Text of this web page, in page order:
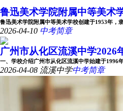
鲁迅美术学院附属中等美术
鲁迅美术学院附属中等美术学校创建于1953年，
2026-04-10 中考简章
广州市从化区流溪中学2026
一、学校介绍广州市从化区流溪中学始建于1996
2026-04-08 流溪中学中考简章